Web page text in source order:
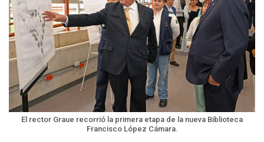
El rector Graue recorrió la primera etapa de la nueva Biblioteca
Francisco López Cámara.